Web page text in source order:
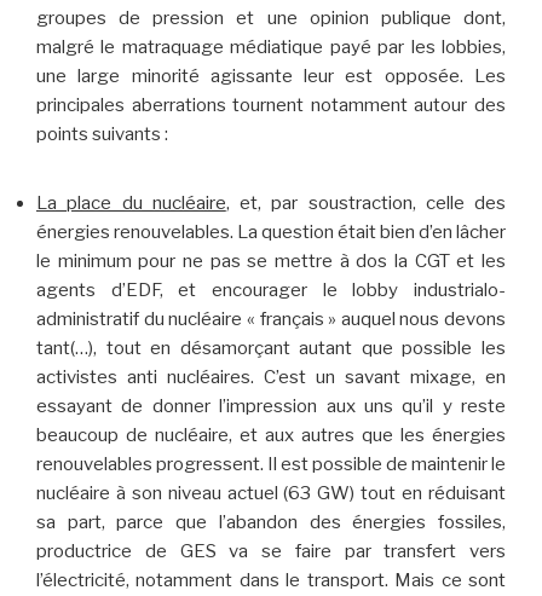
groupes de pression et une opinion publique dont,
malgré le matraquage médiatique payé par les lobbies,
une large minorité agissante leur est opposée. Les
principales aberrations tournent notamment autour des
points suivants :
La place du nucléaire, et, par soustraction, celle des
énergies renouvelables. La question était bien d’en lâcher
le minimum pour ne pas se mettre à dos la CGT et les
agents d’EDF, et encourager le lobby industrialo-
administratif du nucléaire « français » auquel nous devons
tant(…), tout en désamorçant autant que possible les
activistes anti nucléaires. C’est un savant mixage, en
essayant de donner l’impression aux uns qu’il y reste
beaucoup de nucléaire, et aux autres que les énergies
renouvelables progressent. Il est possible de maintenir le
nucléaire à son niveau actuel (63 GW) tout en réduisant
sa part, parce que l’abandon des énergies fossiles,
productrice de GES va se faire par transfert vers
l’électricité, notamment dans le transport. Mais ce sont